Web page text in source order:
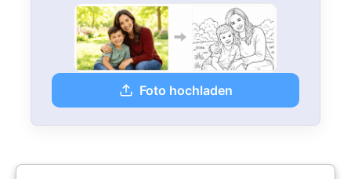
Foto hochladen